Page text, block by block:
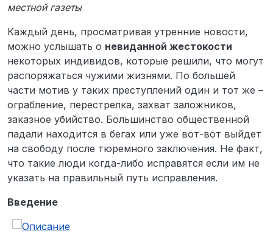
местной газеты
Каждый день, просматривая утренние новости,
можно услышать о невиданной жестокости
некоторых индивидов, которые решили, что могут
распоряжаться чужими жизнями. По большей
части мотив у таких преступлений один и тот же –
ограбление, перестрелка, захват заложников,
заказное убийство. Большинство общественной
падали находится в бегах или уже вот-вот выйдет
на свободу после тюремного заключения. Не факт,
что такие люди когда-либо исправятся если им не
указать на правильный путь исправления.
Введение